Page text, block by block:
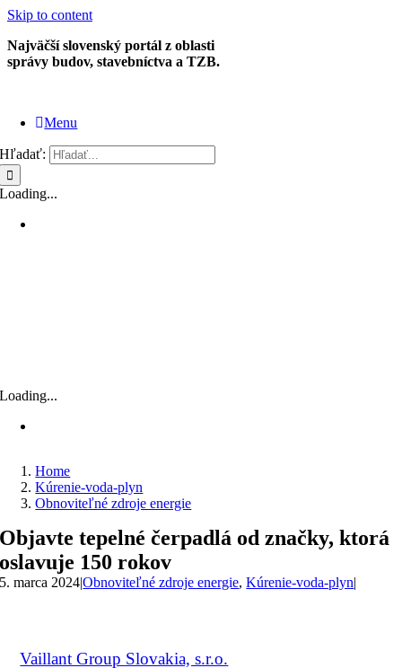
Skip to content
Najväčší slovenský portál z oblasti
správy budov, stavebníctva a TZB.
Menu
Hľadať:
Loading...
Loading...
Home
Kúrenie-voda-plyn
Obnoviteľné zdroje energie
Objavte tepelné čerpadlá od značky, ktorá
oslavuje 150 rokov
5. marca 2024|Obnoviteľné zdroje energie,Kúrenie-voda-plyn|
Vaillant Group Slovakia, s.r.o.